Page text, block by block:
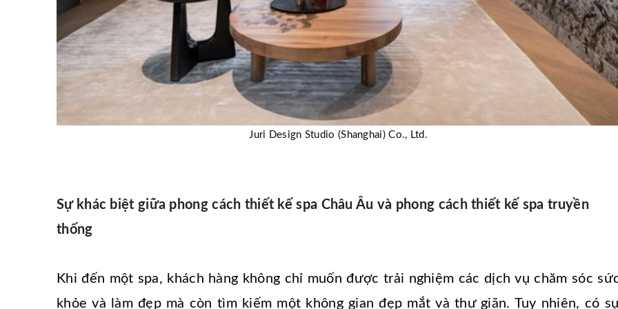
Juri Design Studio (Shanghai) Co., Ltd.
Sự khác biệt giữa phong cách thiết kế spa Châu Âu và phong cách thiết kế spa truyền
thống
Khi đến một spa, khách hàng không chỉ muốn được trải nghiệm các dịch vụ chăm sóc
khỏe và làm đẹp mà còn tìm kiếm một không gian đẹp mắt và thư giãn. Tuy nhiên, có